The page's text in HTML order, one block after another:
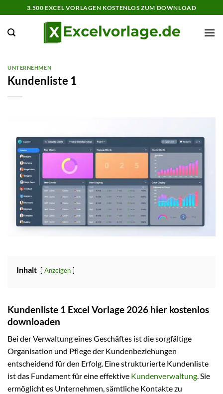
Inhalt
springen
3.500 EXCEL VORLAGEN KOSTENLOS ZUM DOWNLOAD
UNTERNEHMEN
Kundenliste 1
Inhalt Anzeigen
Kundenliste 1 Excel Vorlage 2026 hier kostenlos
downloaden
Bei der Verwaltung eines Geschäftes ist die sorgfältige
Organisation und Pflege der Kundenbeziehungen
entscheidend für den Erfolg. Eine strukturierte Kundenliste
ist das Fundament für eine effektive Kundenverwaltung. Sie
ermöglicht es Unternehmen, sämtliche Kontakte zu